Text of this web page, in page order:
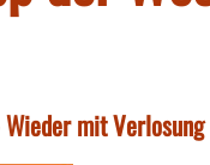
mit